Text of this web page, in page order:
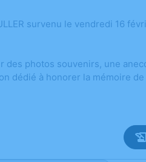
survenu le vendredi 16
photos souvenirs, une
dédié à honorer la mémoire de